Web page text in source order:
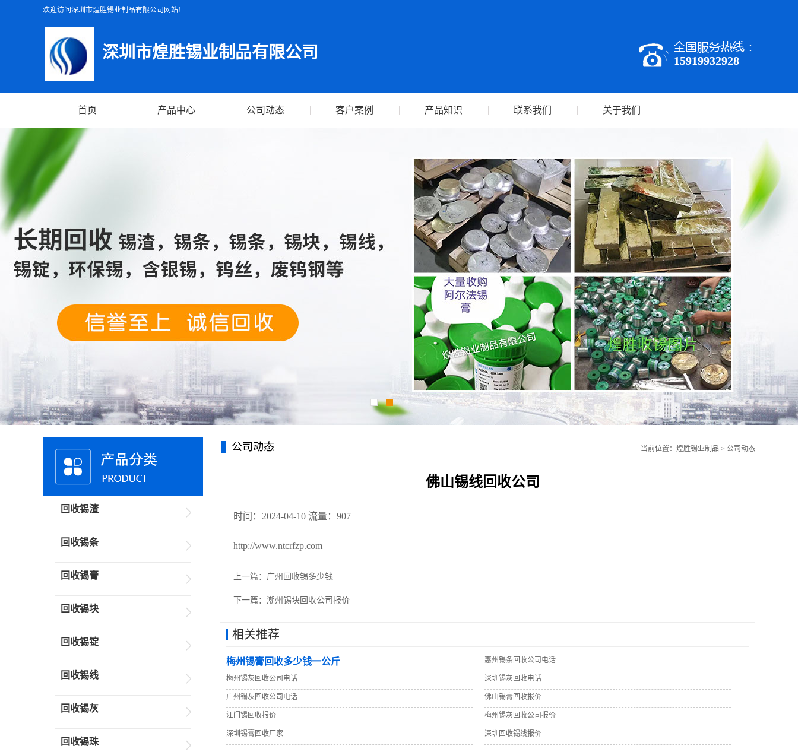
欢迎访问深圳市煌胜锡业制品有限公司网站！
深圳市煌胜锡业制品有限公司 15919932928
首页 产品中心 公司动态 客户案例 产品知识 联系我们 关于我们
公司动态 当前位置： 煌胜锡业制品 > 公司动态
佛山锡线回收公司
时间：2024-04-10 流量：907
http://www.ntcrfzp.com
上一篇： 广州回收锡多少钱
下一篇： 潮州锡块回收公司报价
相关推荐
梅州锡膏回收多少钱一公斤 惠州锡条回收公司电话
梅州锡灰回收公司电话 深圳锡灰回收电话
广州锡灰回收公司电话 佛山锡膏回收报价
江门锡回收报价 梅州锡灰回收公司报价
深圳锡膏回收厂家 深圳回收锡线报价
回收锡渣
回收锡条
回收锡膏
回收锡块
回收锡锭
回收锡线
回收锡灰
回收锡珠